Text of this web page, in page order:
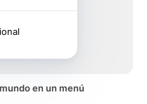
en un menú